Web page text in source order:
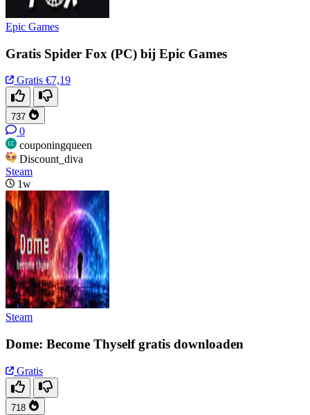
Epic Games
Gratis Spider Fox (PC) bij Epic Games
Gratis €7,19
737
0
couponingqueen
Discount_diva
Steam
1w
Steam
Dome: Become Thyself gratis downloaden
Gratis
718